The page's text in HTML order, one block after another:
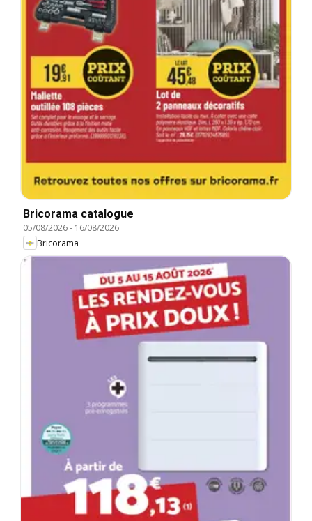
Bricorama catalogue
05/08/2026- 16/08/2026
Bricorama